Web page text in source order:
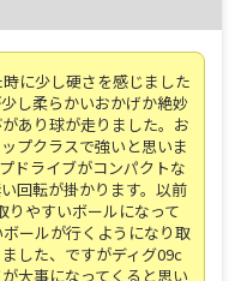
に少し硬さを感じました
し柔らかいおかげか絶妙
あり球が走りました。お
プクラスで強いと思いま
ドライブがコンパクトな
回転が掛かります。以前
りやすいボールになって
ールが行くようになり取
した、ですがディグ09c
大事になってくると思い